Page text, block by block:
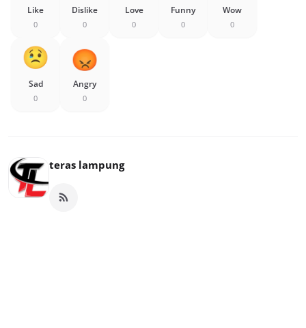
Like
0
Dislike
0
Love
0
Funny
0
Wow
0
Sad
0
Angry
0
teras lampung